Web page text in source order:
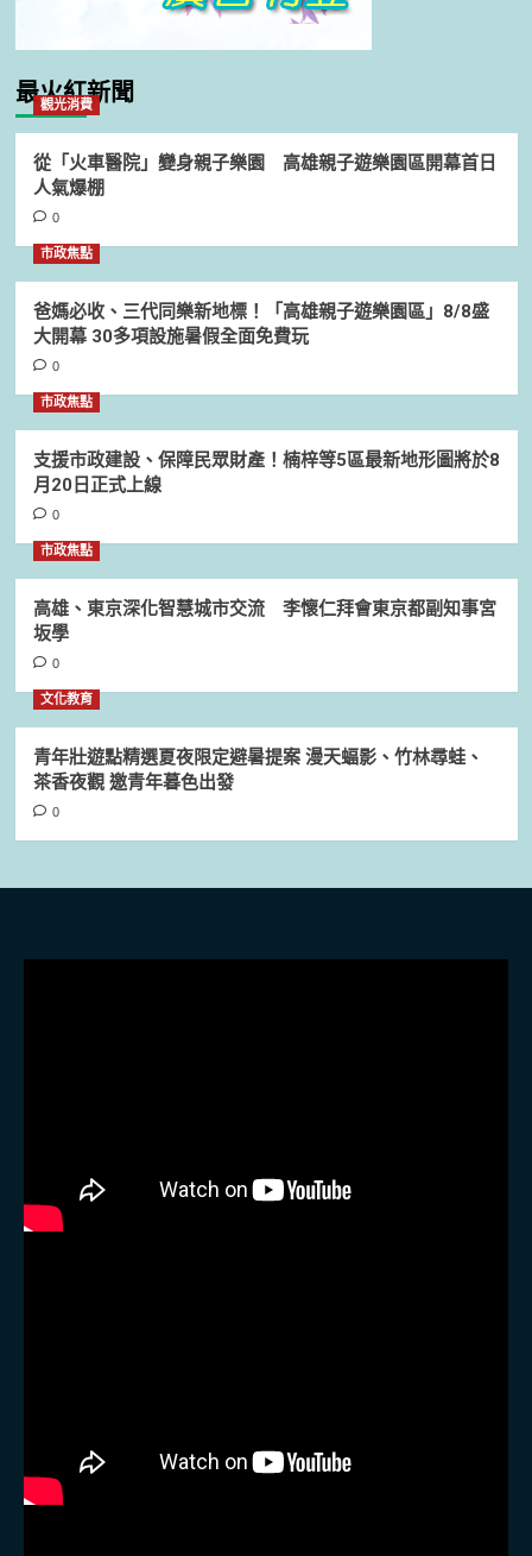
最火紅新聞
觀光消費
從「火車醫院」變身親子樂園 高雄親子遊樂園區開幕首日
人氣爆棚
0
市政焦點
爸媽必收、三代同樂新地標！「高雄親子遊樂園區」8/8盛
大開幕 30多項設施暑假全面免費玩
0
市政焦點
支援市政建設、保障民眾財產！楠梓等5區最新地形圖將於8
月20日正式上線
0
市政焦點
高雄、東京深化智慧城市交流 李懷仁拜會東京都副知事宮
坂學
0
文化教育
青年壯遊點精選夏夜限定避暑提案 漫天蝠影、竹林尋蛙、
茶香夜觀 邀青年暮色出發
0